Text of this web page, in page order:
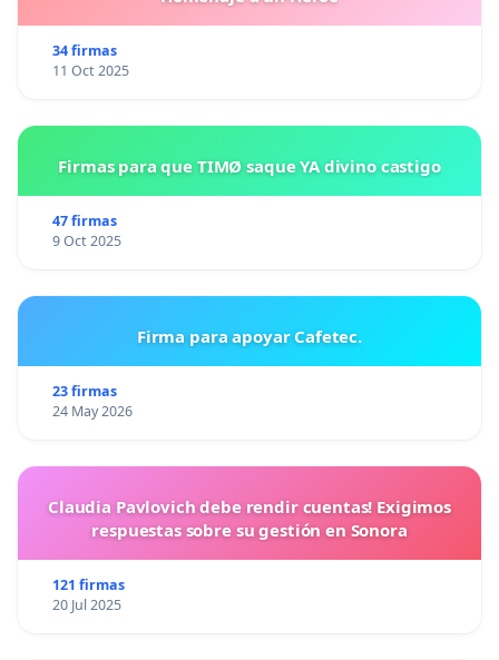
34 firmas
11 Oct 2025
Firmas para que TIMØ saque YA divino castigo
47 firmas
9 Oct 2025
Firma para apoyar Cafetec.
23 firmas
24 May 2026
Claudia Pavlovich debe rendir cuentas! Exigimos
respuestas sobre su gestión en Sonora
121 firmas
20 Jul 2025